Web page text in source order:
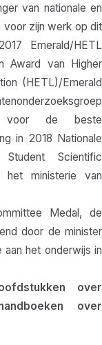
van nationale en
voor zijn werk op dit
Emerald/HETL
Award van Higher
(HETL)/Emerald
voor de beste
in 2018 Nationale
Student Scientific
het ministerie van
Medal, de
door de minister
het onderwijs in
over
over